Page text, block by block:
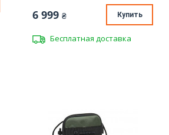
6 999 ₴ Купить
Бесплатная доставка